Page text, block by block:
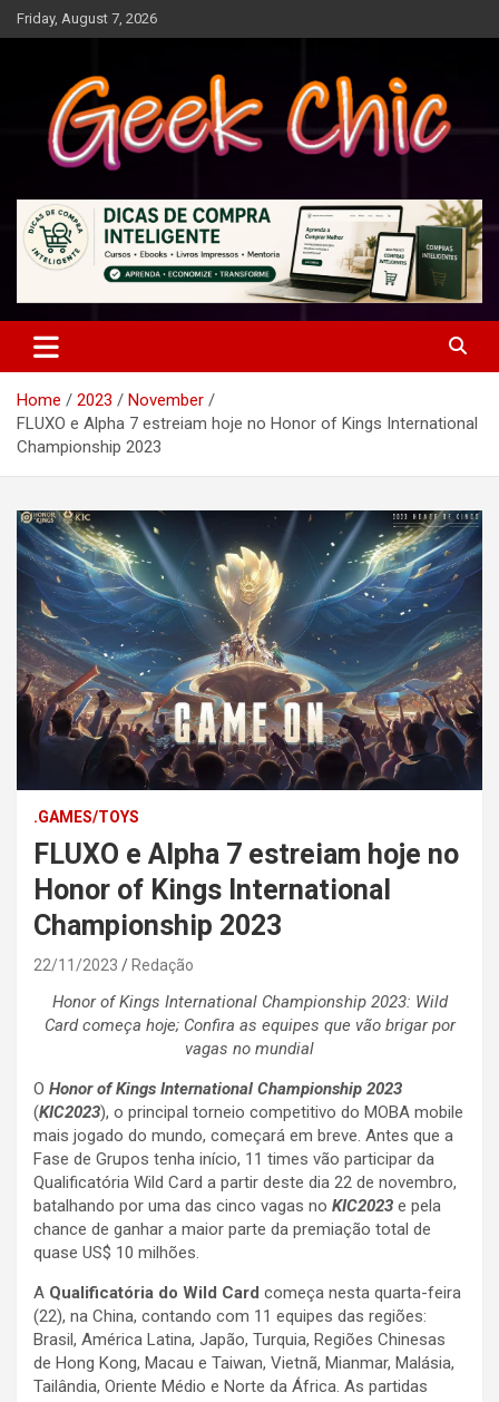
Skip
to
Friday, August 7, 2026
Geek Chic
Home 2023
November
FLUXO e Alpha 7 estreiam hoje no Honor of Kings International
Championship 2023
.GAMES/TOYS
FLUXO e Alpha 7 estreiam hoje no
Honor of Kings International
Championship 2023
22/11/2023 Redação
Honor of Kings International Championship 2023: Wild
Card começa hoje; Confira as equipes que vão brigar por
vagas no mundial
O Honor of Kings International Championship 2023
(KIC2023), o principal torneio competitivo do MOBA mobile
mais jogado do mundo, começará em breve. Antes que a
Fase de Grupos tenha início, 11 times vão participar da
Qualificatória Wild Card a partir deste dia 22 de novembro,
batalhando por uma das cinco vagas no KIC2023 e pela
chance de ganhar a maior parte da premiação total de
quase US$ 10 milhões.
A Qualificatória do Wild Card começa nesta quarta-feira
(22), na China, contando com 11 equipes das regiões:
Brasil, América Latina, Japão, Turquia, Regiões Chinesas
de Hong Kong, Macau e Taiwan, Vietnã, Mianmar, Malásia,
Tailândia, Oriente Médio e Norte da África. As partidas